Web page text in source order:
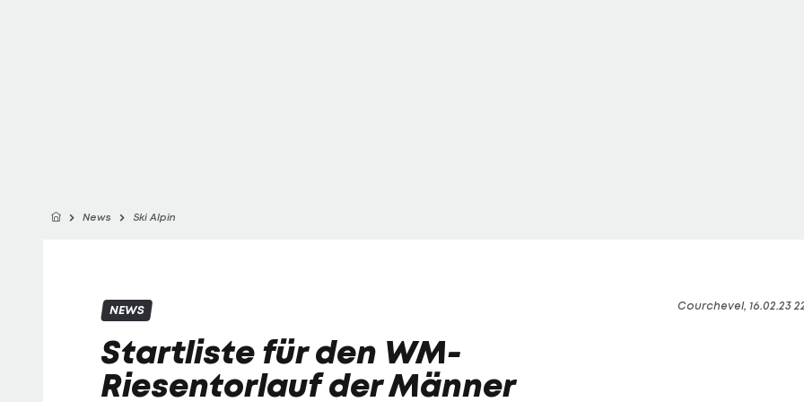
News Ski Alpin
Courchevel, 16.02.23
NEWS
Startliste für den WM-
Riesentorlauf der Männer